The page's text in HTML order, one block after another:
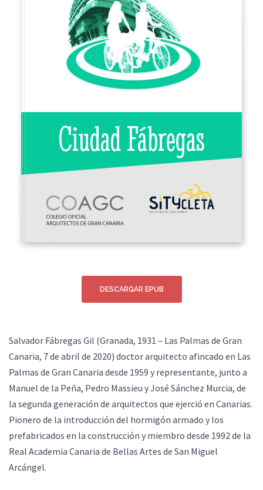
DESCARGAR EPUB
Salvador Fábregas Gil (Granada, 1931 – Las Palmas de Gran
Canaria, 7 de abril de 2020) doctor arquitecto afincado en Las
Palmas de Gran Canaria desde 1959 y representante, junto a
Manuel de la Peña, Pedro Massieu y José Sánchez Murcia, de
la segunda generación de arquitectos que ejerció en Canarias.
Pionero de la introducción del hormigón armado y los
prefabricados en la construcción y miembro desde 1992 de la
Real Academia Canaria de Bellas Artes de San Miguel
Arcángel.